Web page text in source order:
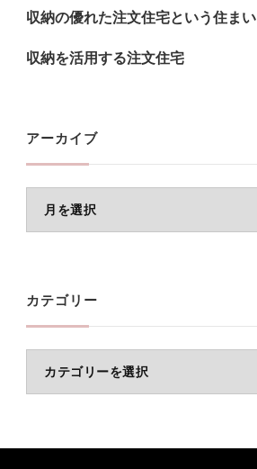
収納の優れた注文住宅という住まい
収納を活用する注文住宅
アーカイブ
ー
ブ
カテゴリー
テ
リ